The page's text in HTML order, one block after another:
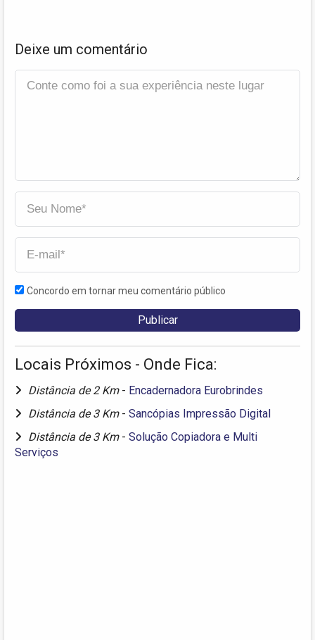
Deixe um comentário
Concordo em tornar meu comentário público
Locais Próximos - Onde Fica:
Distância de 2 Km - Encadernadora Eurobrindes
Distância de 3 Km - Sancópias Impressão Digital
Distância de 3 Km - Solução Copiadora e Multi
Serviços